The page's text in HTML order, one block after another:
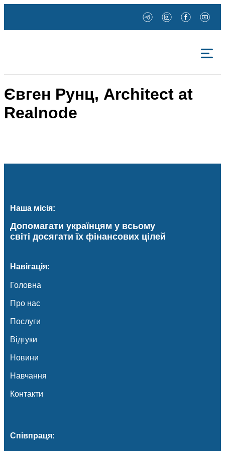
Євген Рунц, Architect at
Realnode
Наша місія:
Допомагати українцям у всьому
світі досягати їх фінансових цілей
Навігація:
Головна
Про нас
Послуги
Відгуки
Новини
Навчання
Контакти
Співпраця: